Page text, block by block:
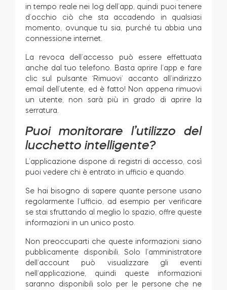
in tempo reale nei log dell’app, quindi puoi tenere
d’occhio ciò che sta accadendo in qualsiasi
momento, ovunque tu sia, purché tu abbia una
connessione internet.
La revoca dell’accesso può essere effettuata
anche dal tuo telefono. Basta aprire l’app e fare
clic sul pulsante ‘Rimuovi’ accanto all’indirizzo
email dell’utente, ed è fatto! Non appena rimuovi
un utente, non sarà più in grado di aprire la
serratura.
Puoi monitorare l’utilizzo del
lucchetto intelligente?
L’applicazione dispone di registri di accesso, così
puoi vedere chi è entrato in ufficio e quando.
Se hai bisogno di sapere quante persone usano
regolarmente l’ufficio, ad esempio per verificare
se stai sfruttando al meglio lo spazio, offre queste
informazioni in un unico posto.
Non preoccuparti che queste informazioni siano
pubblicamente disponibili. Solo l’amministratore
dell’account può visualizzare gli eventi
nell’applicazione, quindi queste informazioni
saranno disponibili solo per le persone che ne